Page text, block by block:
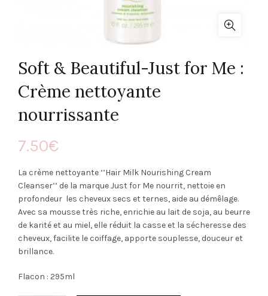
Soft & Beautiful-Just for Me :
Crème nettoyante
nourrissante
7.50€
La crème nettoyante ‘’Hair Milk Nourishing Cream
Cleanser’’ de la marque Just for Me nourrit, nettoie en
profondeur les cheveux secs et ternes, aide au démêlage.
Avec sa mousse très riche, enrichie au lait de soja, au beurre
de karité et au miel, elle réduit la casse et la sécheresse des
cheveux, facilite le coiffage, apporte souplesse, douceur et
brillance.
Flacon : 295ml